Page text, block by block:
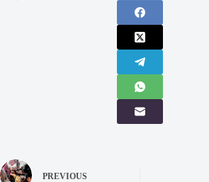
PREVIOUS